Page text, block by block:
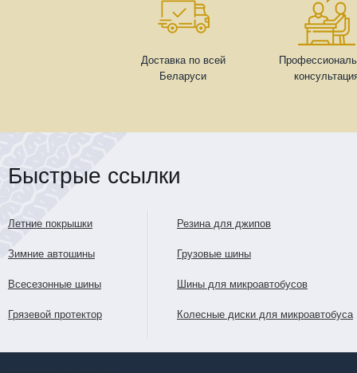
Доставка по всей
Беларуси
Быстрые ссылки
Летние покрышки
Зимние автошины
Всесезонные шины
Грязевой протектор
Резина для джипов
Грузовые шины
Шины для микроавтобусов
Колесные диски для микроавтобуса